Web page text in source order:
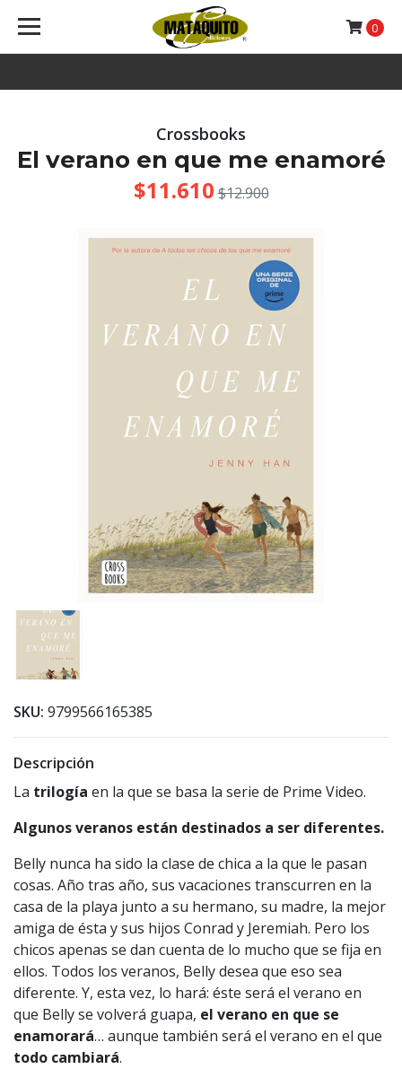
0
Crossbooks
El verano en que me enamoré
$11.610 $12.900
SKU: 9799566165385
Descripción
La trilogía en la que se basa la serie de Prime Video.
Algunos veranos están destinados a ser diferentes.
Belly nunca ha sido la clase de chica a la que le pasan
cosas. Año tras año, sus vacaciones transcurren en la
casa de la playa junto a su hermano, su madre, la mejor
amiga de ésta y sus hijos Conrad y Jeremiah. Pero los
chicos apenas se dan cuenta de lo mucho que se fija en
ellos. Todos los veranos, Belly desea que eso sea
diferente. Y, esta vez, lo hará: éste será el verano en
que Belly se volverá guapa, el verano en que se
enamorará… aunque también será el verano en el que
todo cambiará.